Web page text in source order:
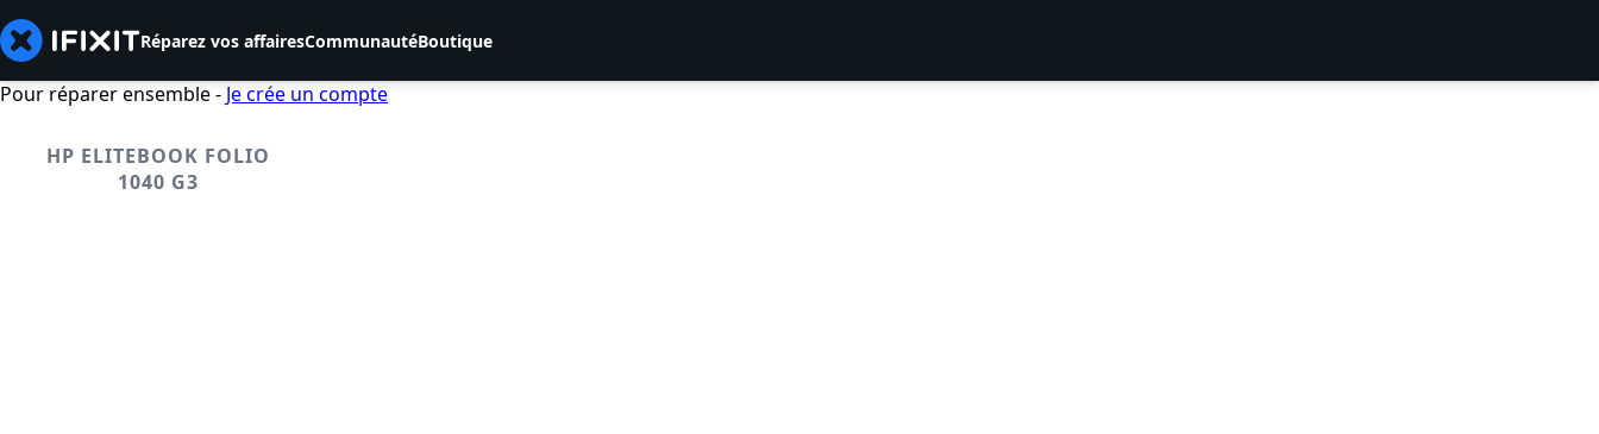
Réparez vos affairesCommunautéBoutique
Pour réparer ensemble - Je crée un compte
HP ELITEBOOK FOLIO
1040 G3